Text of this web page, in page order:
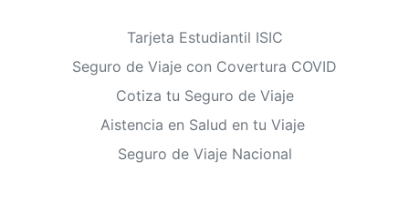
Tarjeta Estudiantil ISIC
Seguro de Viaje con Covertura COVID
Cotiza tu Seguro de Viaje
Aistencia en Salud en tu Viaje
Seguro de Viaje Nacional